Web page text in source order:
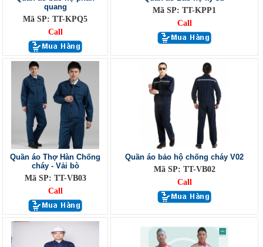
quang
Mã SP: TT-KPQ5
Call
Mã SP: TT-KPP1
Call
Quần áo Thợ Hàn Chống
cháy - Vải bò
Mã SP: TT-VB03
Call
Quần áo bảo hộ chống cháy V02
Mã SP: TT-VB02
Call